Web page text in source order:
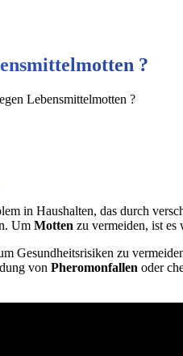
?
Lebensmittelmotten ?
in Haushalten, das durch
Um Motten zu vermeiden, ist es
Gesundheitsrisiken zu
von Pheromonfallen oder